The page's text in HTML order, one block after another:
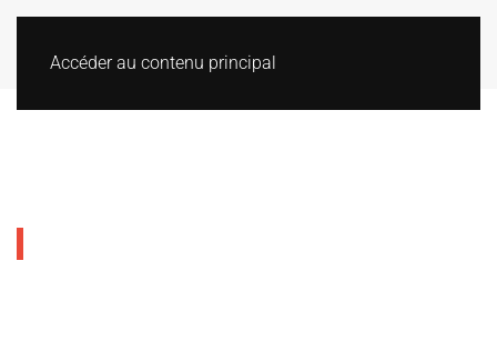
Accéder au contenu principal